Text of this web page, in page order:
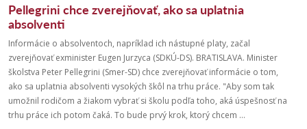
Pellegrini chce zverejňovať, ako sa uplatnia
absolventi
Informácie o absolventoch, napríklad ich nástupné platy, začal
zverejňovať exminister Eugen Jurzyca (SDKÚ-DS). BRATISLAVA. Minister
školstva Peter Pellegrini (Smer-SD) chce zverejňovať informácie o tom,
ako sa uplatnia absolventi vysokých škôl na trhu práce. "Aby som tak
umožnil rodičom a žiakom vybrať si školu podľa toho, aká úspešnosť na
trhu práce ich potom čaká. To bude prvý krok, ktorý chcem ...